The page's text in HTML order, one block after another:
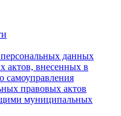
данных
актов, внесенных в
самоуправления
правовых актов
муниципальных